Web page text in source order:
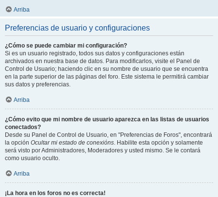
Arriba
Preferencias de usuario y configuraciones
¿Cómo se puede cambiar mi configuración?
Si es un usuario registrado, todos sus datos y configuraciones están
archivados en nuestra base de datos. Para modificarlos, visite el Panel de
Control de Usuario; haciendo clic en su nombre de usuario que se encuentra
en la parte superior de las páginas del foro. Este sistema le permitirá cambiar
sus datos y preferencias.
Arriba
¿Cómo evito que mi nombre de usuario aparezca en las listas de usuarios
conectados?
Desde su Panel de Control de Usuario, en "Preferencias de Foros", encontrará
la opción Ocultar mi estado de conexións. Habilite esta opción y solamente
será visto por Administradores, Moderadores y usted mismo. Se le contará
como usuario oculto.
Arriba
¡La hora en los foros no es correcta!